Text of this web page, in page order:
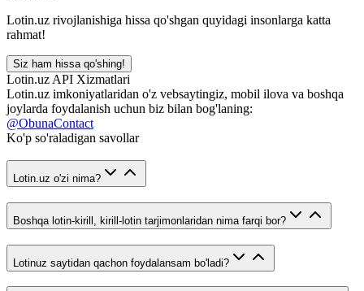
Lotin.uz rivojlanishiga hissa qo'shgan quyidagi insonlarga katta
rahmat!
Siz ham hissa qo'shing!
Lotin.uz API Xizmatlari
Lotin.uz imkoniyatlaridan o'z vebsaytingiz, mobil ilova va boshqa
joylarda foydalanish uchun biz bilan bog'laning:
@ObunaContact
Ko'p so'raladigan savollar
Lotin.uz o'zi nima?
Boshqa lotin-kirill, kirill-lotin tarjimonlaridan nima farqi bor?
Lotinuz saytidan qachon foydalansam bo'ladi?